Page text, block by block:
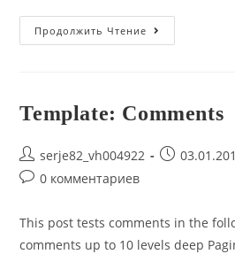
Продолжить Чтение Post
Format:
Template: Comments
Post
author:
serje82_vh004922
Запись
Post0 комментариев
This post tests comments in the
comments up to 10 levels deep